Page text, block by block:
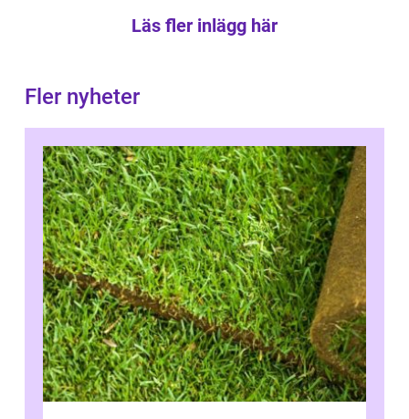
Läs fler inlägg här
Fler nyheter